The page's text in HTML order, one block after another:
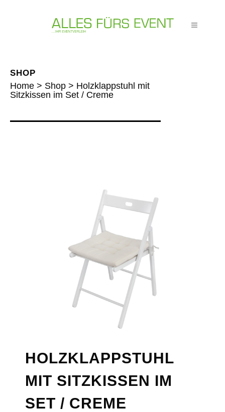
SHOP
Home > Shop > Holzklappstuhl mit
Sitzkissen im Set / Creme
HOLZKLAPPSTUHL
MIT SITZKISSEN IM
SET / CREME